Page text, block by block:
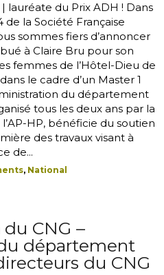
lauréate du Prix ADH ! Dans
la Société Française
sommes fiers d’annoncer
à Claire Bru pour son
femmes de l’Hôtel-Dieu de
le cadre d’un Master 1
du département
tous les deux ans par la
HP, bénéficie du soutien
des travaux visant à
de...
, National
CNG –
département
du CNG